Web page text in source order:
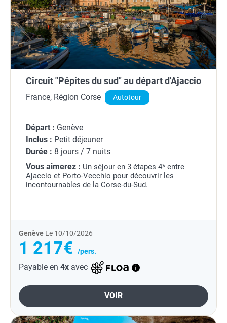
Circuit "Pépites du sud" au départ d'Ajaccio
France, Région Corse Autotour
Départ : Genève
Inclus : Petit déjeuner
Durée : 8 jours / 7 nuits
Vous aimerez : Un séjour en 3 étapes 4* entre
Ajaccio et Porto-Vecchio pour découvrir les
incontournables de la Corse-du-Sud.
Genève Le 10/10/2026
1 217€ /pers.
Payable en 4x avec
VOIR